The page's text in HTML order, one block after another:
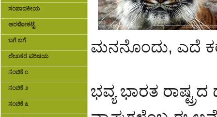
ಸಂಪಾದಕೀಯ
ಅರಳೋಕಟ್ಟೆ
ಬಗೆ ಬಗೆ
ಲೇಖಕರ ಪರಿಚಯ
ಸಂಚಿಕೆ ೧
ಸಂಚಿಕೆ ೨
ಸಂಚಿಕೆ ೩
ಮನನೊಂದು, ಎದೆ
ಭವ್ಯ ಭಾರತ